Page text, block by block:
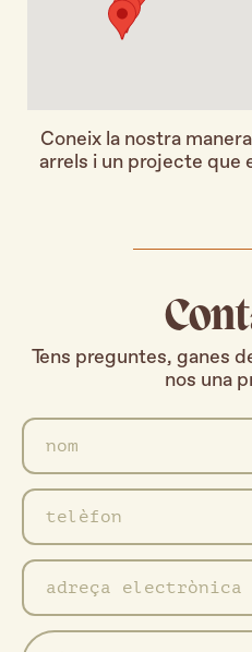
Coneix la nostra
arrels i un projecte que
Tens preguntes, ganes
nos una